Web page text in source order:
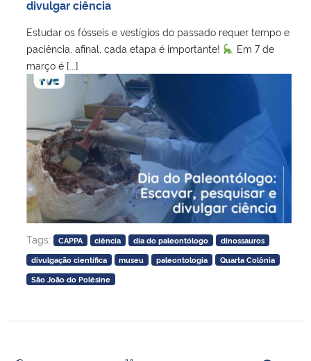
divulgar ciência
Estudar os fósseis e vestígios do passado requer tempo e
paciência, afinal, cada etapa é importante!
Em 7 de
março é [...]
Tags: CAPPA ciência dia do paleontólogo
dinossauros
divulgação científica
museu paleontologia
Quarta Colônia
São João do Polêsine